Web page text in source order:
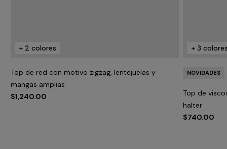
+ 2 colores
Top de red con motivo zigzag, lentejuelas y
mangas amplias
$1,240.00
+ 3
NOVIDADES
Top de
halter
$740.00